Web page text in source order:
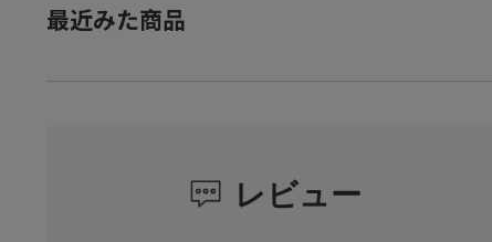
最近みた商品
レビュー